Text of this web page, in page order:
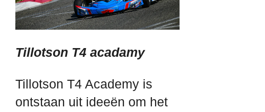
Tillotson T4 acadamy
Tillotson T4 Academy is
ontstaan uit ideeën om het